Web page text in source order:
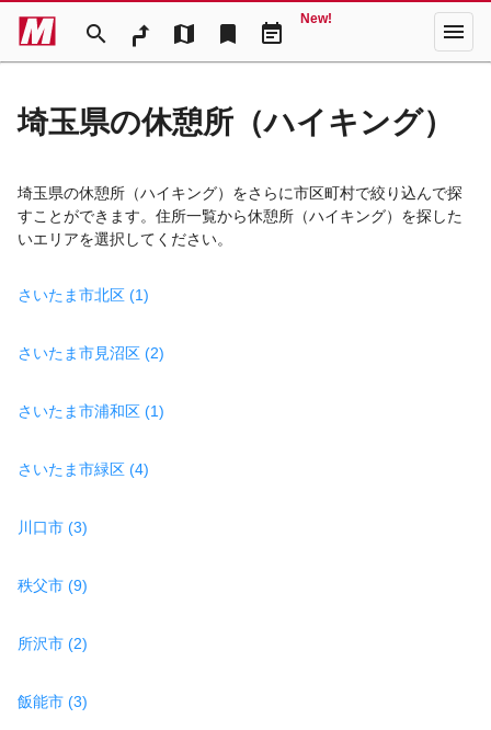
search map bookmark event_note
New! menu
埼玉県の休憩所（ハイキング）
埼玉県の休憩所（ハイキング）をさらに市区町村で絞り込んで探
すことができます。住所一覧から休憩所（ハイキング）を探した
いエリアを選択してください。
さいたま市北区 (1)
さいたま市見沼区 (2)
さいたま市浦和区 (1)
さいたま市緑区 (4)
川口市 (3)
秩父市 (9)
所沢市 (2)
飯能市 (3)